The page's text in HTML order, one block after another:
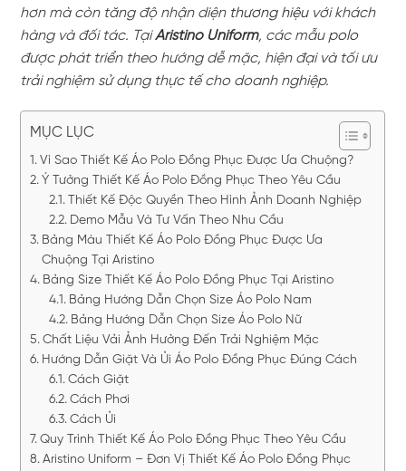
hơn mà còn tăng độ nhận diện thương hiệuvới khách
hàng và đối tác. TạiAristino Uniform, các mẫu polo
được phát triển theo hướng dễ mặc, hiện đại và tối ưu
trải nghiệm sử dụng thực tế cho doanh nghiệp.
MỤC LỤC
Vì Sao Thiết Kế Áo Polo Đồng Phục Được Ưa Chuộng?
Ý Tưởng Thiết Kế Áo Polo Đồng Phục Theo Yêu Cầu
Thiết Kế Độc Quyền Theo Hình Ảnh Doanh Nghiệp
Demo Mẫu Và Tư Vấn Theo Nhu Cầu
Bảng Màu Thiết Kế Áo Polo Đồng Phục Được Ưa
Chuộng Tại Aristino
Bảng Size Thiết Kế Áo Polo Đồng Phục Tại Aristino
Bảng Hướng Dẫn Chọn Size Áo Polo Nam
Bảng Hướng Dẫn Chọn Size Áo Polo Nữ
Chất Liệu Vải Ảnh Hưởng Đến Trải Nghiệm Mặc
Hướng Dẫn Giặt Và Ủi Áo Polo Đồng Phục Đúng Cách
Cách Giặt
Cách Phơi
Cách Ủi
Quy Trình Thiết Kế Áo Polo Đồng Phục Theo Yêu Cầu
Aristino Uniform – Đơn Vị Thiết Kế Áo Polo Đồng Phục